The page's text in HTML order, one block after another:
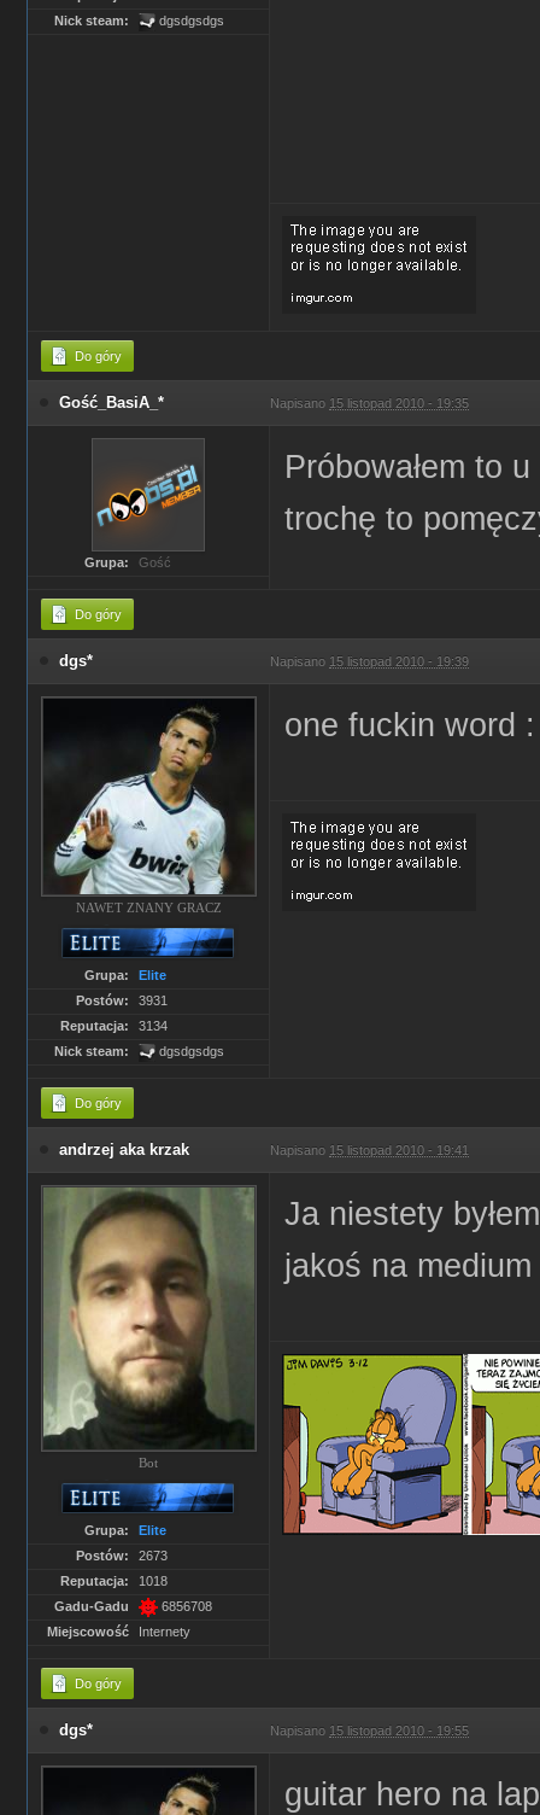
Nick steam:
dgsdgsdgs
Do góry
Gość_BasiA_* Napisano 15 listopad 2010 - 19:35
Grupa: Gość
Próbowałem to
trochę to
Do góry
dgs* Napisano 15 listopad 2010 - 19:39
NAWET ZNANY GRACZ
Grupa:
Elite
Postów:
3931
Reputacja:
3134
Nick steam:
dgsdgsdgs
one fuckin word
Do góry
andrzej aka krzak Napisano 15 listopad 2010 - 19:41
Bot
Grupa:
Elite
Postów:
2673
Reputacja:
1018
Gadu-Gadu
6856708
Miejscowość
Internety
Ja niestety
jakoś na
Do góry
dgs* Napisano 15 listopad 2010 - 19:55
guitar hero na